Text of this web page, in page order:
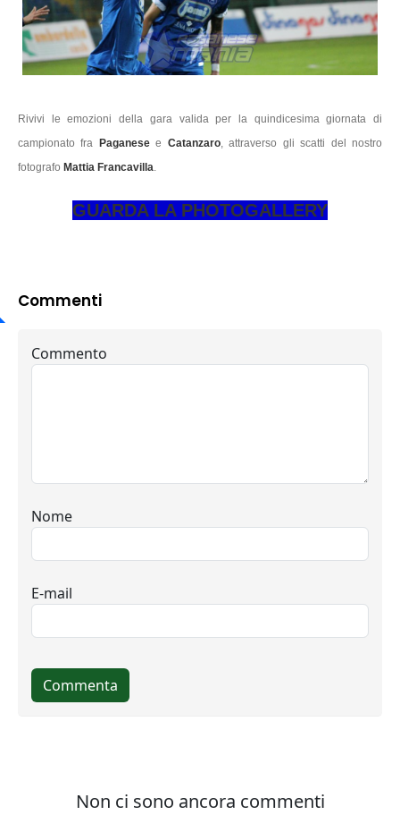
Rivivi le emozioni della gara valida per la quindicesima giornata di
campionato fra
Paganesee Catanzaro, attraverso gli scatti del nostro
fotografo Mattia Francavilla.
GUARDA LA PHOTOGALLERY
Commenti